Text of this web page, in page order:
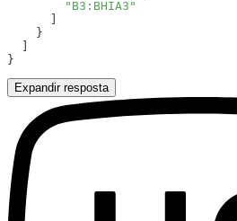
Expandir resposta